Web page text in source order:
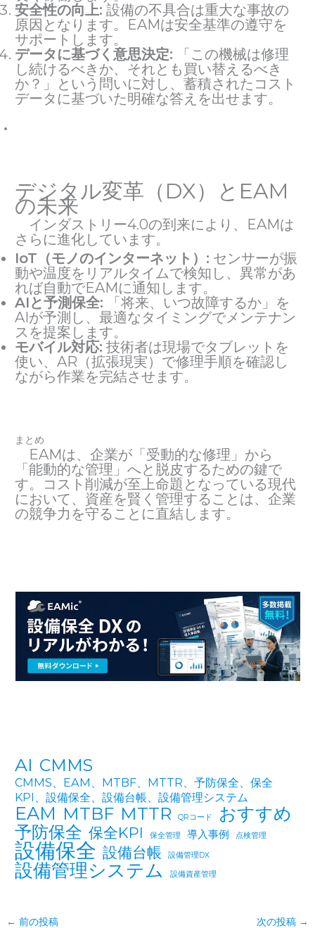
安全性の向上: 設備の不具合は重大な事故の
原因となります。EAMは安全基準の遵守を
サポートします。
データに基づく意思決定: 「この機械は修理
し続けるべきか、それとも買い替えるべき
か？」という問いに対し、蓄積されたコスト
データに基づいた明確な答えを出せます。
デジタル変革（DX）とEAM
の未来
インダストリー4.0の到来により、EAMは
さらに進化しています。
IoT（モノのインターネット）: センサーが振
動や温度をリアルタイムで検知し、異常があ
れば自動でEAMに通知します。
AIと予測保全: 「将来、いつ故障するか」を
AIが予測し、最適なタイミングでメンテナン
スを提案します。
モバイル対応: 技術者は現場でタブレットを
使い、AR（拡張現実）で修理手順を確認し
ながら作業を完結させます。
まとめ
EAMは、企業が「受動的な修理」から
「能動的な管理」へと脱皮するための鍵で
す。コスト削減が至上命題となっている現代
において、資産を賢く管理することは、企業
の競争力を守ることに直結します。
AI CMMS
CMMS、EAM、MTBF、MTTR、予防保全、保全
KPI、設備保全、設備台帳、設備管理システム
EAM MTBF MTTR QRコード
おすすめ
予防保全 保全KPI 保全管理 導入事例 点検管理
設備保全 設備台帳 設備管理DX
設備管理システム 設備資産管理
← 前の投稿 次の投稿 →